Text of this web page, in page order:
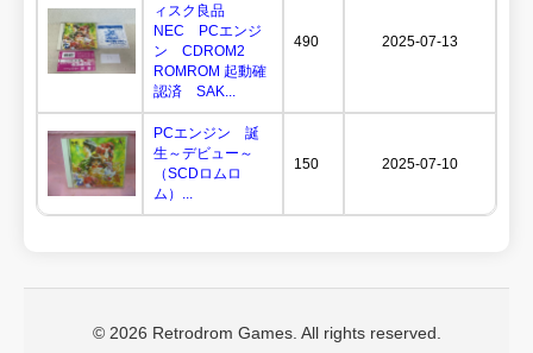
ィスク良品
NEC PCエンジ
ン CDROM2
ROMROM 起動確
認済 SAK...
490 2025-07-13
PCエンジン 誕
生～デビュー～
（SCDロムロ
ム）...
150 2025-07-10
© 2026 Retrodrom Games. All rights reserved.